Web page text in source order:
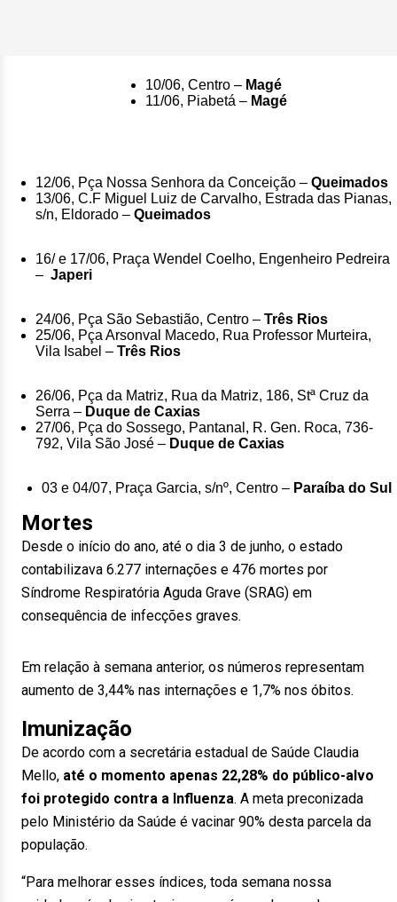
10/06, Centro – Magé
11/06, Piabetá – Magé
12/06, Pça Nossa Senhora da Conceição – Queimados
13/06, C.F Miguel Luiz de Carvalho, Estrada das Pianas,
s/n, Eldorado – Queimados
16/ e 17/06, Praça Wendel Coelho, Engenheiro Pedreira
– Japeri
24/06, Pça São Sebastião, Centro – Três Rios
25/06, Pça Arsonval Macedo, Rua Professor Murteira,
Vila Isabel – Três Rios
26/06, Pça da Matriz, Rua da Matriz, 186, Stª Cruz da
Serra – Duque de Caxias
27/06, Pça do Sossego, Pantanal, R. Gen. Roca, 736-
792, Vila São José – Duque de Caxias
03 e 04/07, Praça Garcia, s/nº, Centro – Paraíba do Sul
Mortes
Desde o início do ano, até o dia 3 de junho, o estado
contabilizava 6.277 internações e 476 mortes por
Síndrome Respiratória Aguda Grave (SRAG) em
consequência de infecções graves.
Em relação à semana anterior, os números representam
aumento de 3,44% nas internações e 1,7% nos óbitos.
Imunização
De acordo com a secretária estadual de Saúde Claudia
Mello, até o momento apenas 22,28% do público-alvo
foi protegido contra a Influenza. A meta preconizada
pelo Ministério da Saúde é vacinar 90% desta parcela da
população.
“Para melhorar esses índices, toda semana nossa